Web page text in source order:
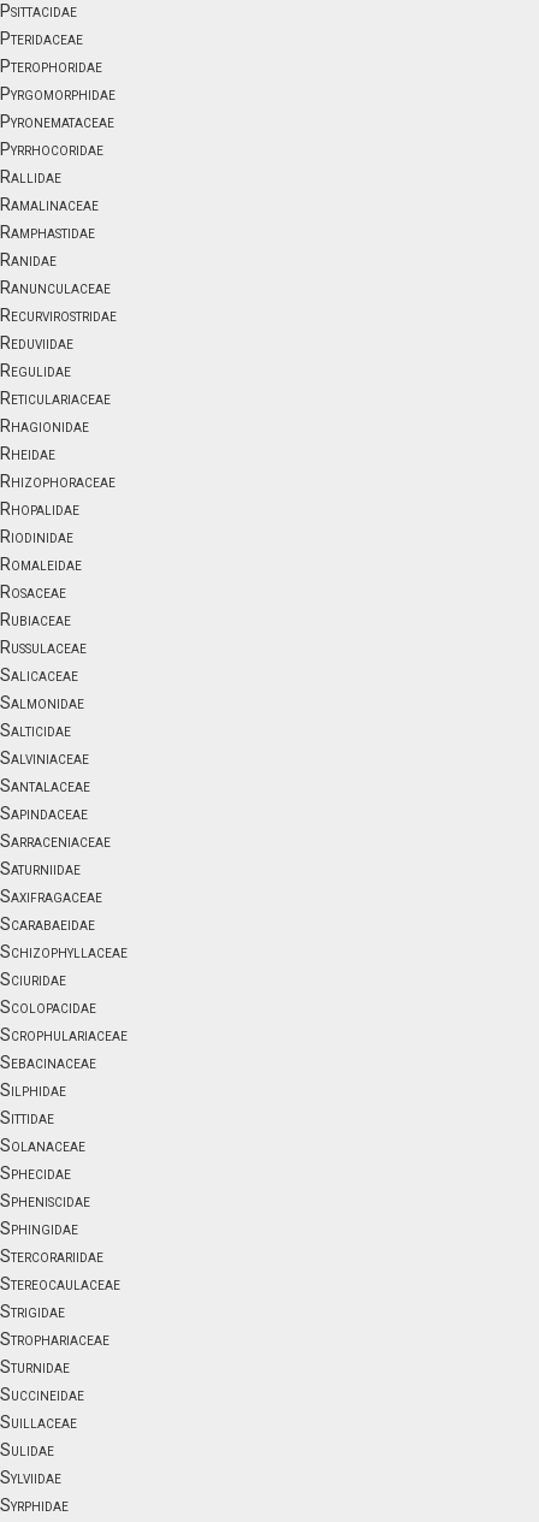
Psittacidae
Pteridaceae
Pterophoridae
Pyrgomorphidae
Pyronemataceae
Pyrrhocoridae
Rallidae
Ramalinaceae
Ramphastidae
Ranidae
Ranunculaceae
Recurvirostridae
Reduviidae
Regulidae
Reticulariaceae
Rhagionidae
Rheidae
Rhizophoraceae
Rhopalidae
Riodinidae
Romaleidae
Rosaceae
Rubiaceae
Russulaceae
Salicaceae
Salmonidae
Salticidae
Salviniaceae
Santalaceae
Sapindaceae
Sarraceniaceae
Saturniidae
Saxifragaceae
Scarabaeidae
Schizophyllaceae
Sciuridae
Scolopacidae
Scrophulariaceae
Sebacinaceae
Silphidae
Sittidae
Solanaceae
Sphecidae
Spheniscidae
Sphingidae
Stercorariidae
Stereocaulaceae
Strigidae
Strophariaceae
Sturnidae
Succineidae
Suillaceae
Sulidae
Sylviidae
Syrphidae